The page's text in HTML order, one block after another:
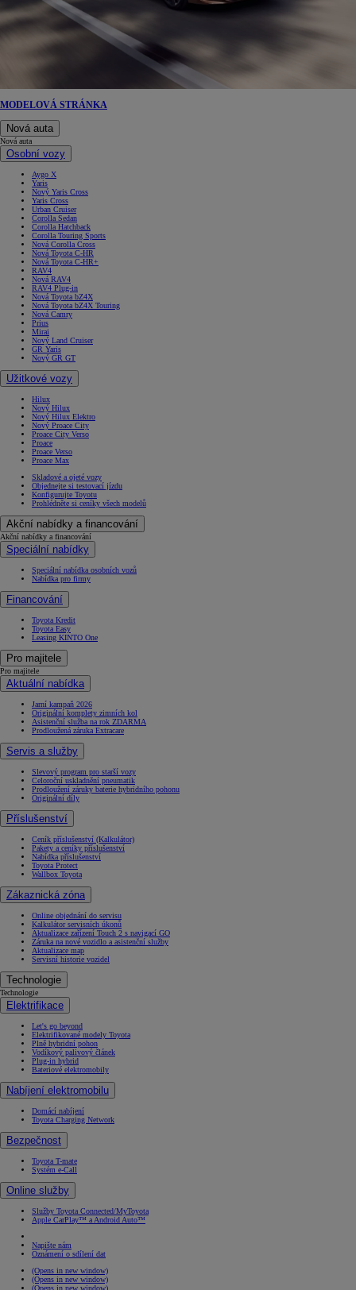
MODELOVÁ STRÁNKA
Nová auta
Nová auta
Osobní vozy
Aygo X
Yaris
Nový Yaris Cross
Yaris Cross
Urban Cruiser
Corolla Sedan
Corolla Hatchback
Corolla Touring Sports
Nová Corolla Cross
Nová Toyota C-HR
Nová Toyota C-HR+
RAV4
Nová RAV4
RAV4 Plug-in
Nová Toyota bZ4X
Nová Toyota bZ4X Touring
Nová Camry
Prius
Mirai
Nový Land Cruiser
GR Yaris
Nový GR GT
Užitkové vozy
Hilux
Nový Hilux
Nový Hilux Elektro
Nový Proace City
Proace City Verso
Proace
Proace Verso
Proace Max
Skladové a ojeté vozy
Objednejte si testovací jízdu
Konfigurujte Toyotu
Prohlédněte si ceníky všech modelů
Akční nabídky a financování
Akční nabídky a financování
Speciální nabídky
Speciální nabídka osobních vozů
Nabídka pro firmy
Financování
Toyota Kredit
Toyota Easy
Leasing KINTO One
Pro majitele
Pro majitele
Aktuální nabídka
Jarní kampaň 2026
Originální komplety zimních kol
Asistenční služba na rok ZDARMA
Prodloužená záruka Extracare
Servis a služby
Slevový program pro starší vozy
Celoroční uskladnění pneumatik
Prodloužení záruky baterie hybridního pohonu
Originální díly
Příslušenství
Ceník příslušenství (Kalkulátor)
Pakety a ceníky příslušenství
Nabídka příslušenství
Toyota Protect
Wallbox Toyota
Zákaznická zóna
Online objednání do servisu
Kalkulátor servisních úkonů
Aktualizace zařízení Touch 2 s navigací GO
Záruka na nové vozidlo a asistenční služby
Aktualizace map
Servisní historie vozidel
Technologie
Technologie
Elektrifikace
Let's go beyond
Elektrifikované modely Toyota
Plně hybridní pohon
Vodíkový palivový článek
Plug-in hybrid
Bateriové elektromobily
Nabíjení elektromobilu
Domácí nabíjení
Toyota Charging Network
Bezpečnost
Toyota T-mate
Systém e-Call
Online služby
Služby Toyota Connected/MyToyota
Apple CarPlay™ a Android Auto™
Napište nám
Oznámení o sdílení dat
(Opens in new window)
(Opens in new window)
(Opens in new window)